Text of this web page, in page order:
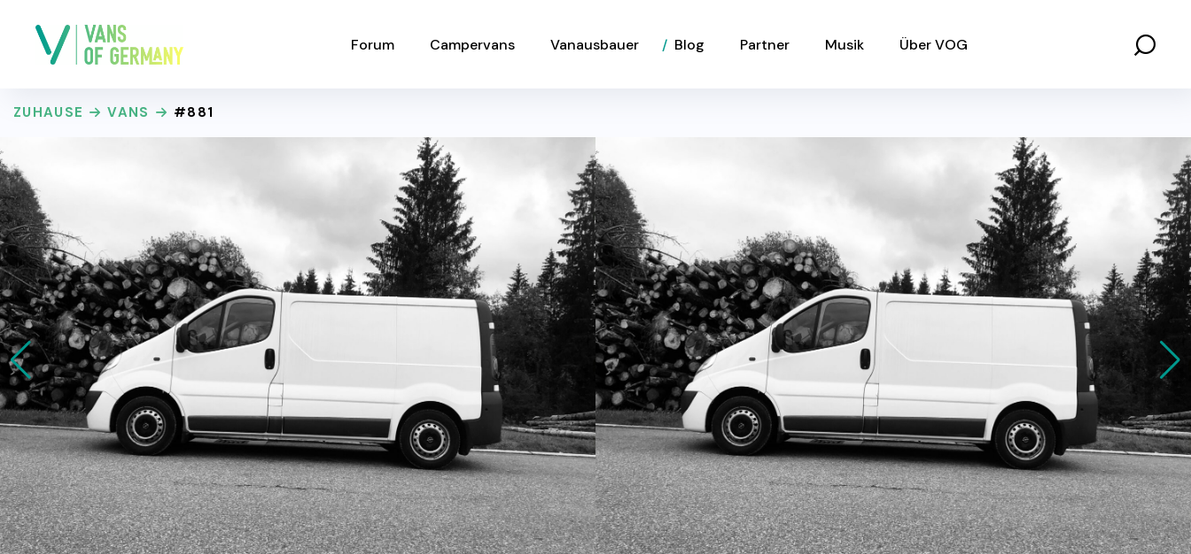
Forum Campervans Vanausbauer Blog Partner Musik Über VOG
ZUHAUSE VANS #881